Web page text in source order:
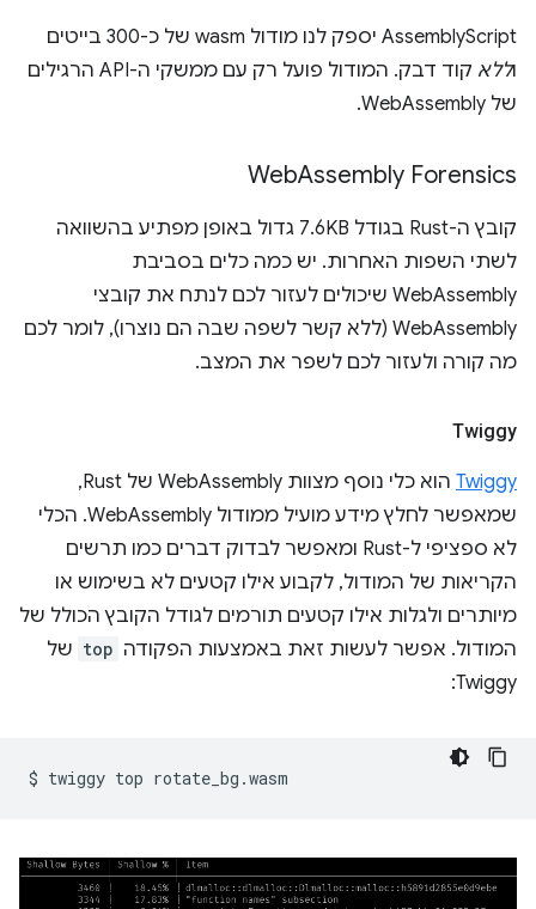
AssemblyScript יספק לנו מודול wasm של כ-300 בייטים
וללא
קוד דבק. המודול פועל רק עם ממשקי ה-API הרגילים
של WebAssembly.
WebAssembly Forensics
קובץ ה-Rust בגודל 7.6KB גדול באופן מפתיע בהשוואה
לשתי השפות האחרות. יש כמה כלים בסביבת
WebAssembly שיכולים לעזור לכם לנתח את קובצי
WebAssembly (ללא קשר לשפה שבה הם נוצרו), לומר לכם
מה קורה ולעזור לכם לשפר את המצב.
Twiggy
Twiggy
הוא כלי נוסף מצוות WebAssembly של Rust,
שמאפשר לחלץ מידע מועיל ממודול WebAssembly. הכלי
לא ספציפי ל-Rust ומאפשר לבדוק דברים כמו תרשים
הקריאות של המודול, לקבוע אילו קטעים לא בשימוש או
מיותרים ולגלות אילו קטעים תורמים לגודל הקובץ הכולל של
המודול. אפשר לעשות זאת באמצעות הפקודה top של
Twiggy:
$ twiggy top